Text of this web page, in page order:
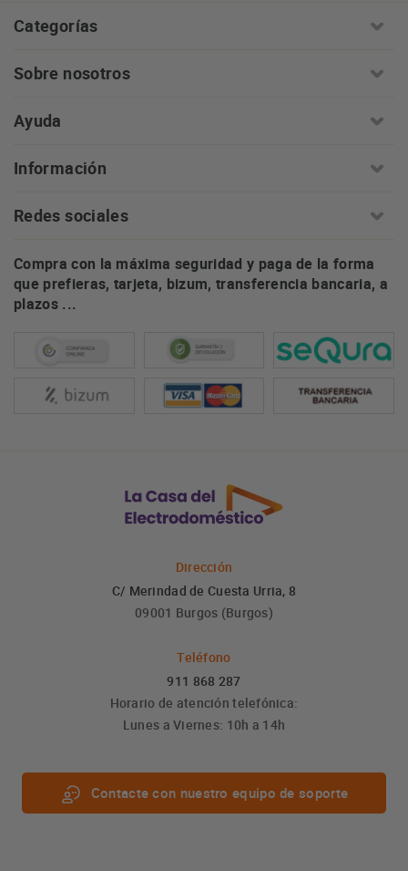
Categorías
Sobre nosotros
Ayuda
Información
Redes sociales
Compra con la máxima seguridad y paga de la forma
que prefieras, tarjeta, bizum, transferencia bancaria, a
plazos ...
Dirección
C/ Merindad de Cuesta Urria, 8
09001 Burgos (Burgos)
Teléfono
911 868 287
Horario de atención telefónica:
Lunes a Viernes: 10h a 14h
Contacte con nuestro equipo de soporte